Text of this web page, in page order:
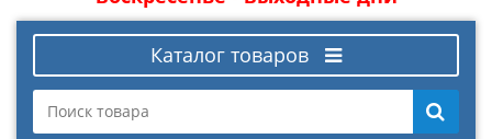
Каталог товаров